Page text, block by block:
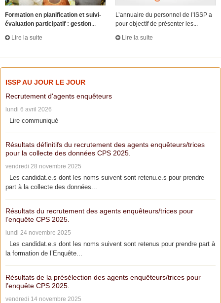
Formation en planification et suivi-
évaluation participatif : gestion...
Lire la suite
L’annuaire du personnel de l’ISSP a
pour objectif de présenter les...
Lire la suite
ISSP AU JOUR LE JOUR
Recrutement d'agents enquêteurs
lundi 6 avril 2026
Lire communiqué
Résultats définitifs du recrutement des agents enquêteurs/trices
pour la collecte des données CPS 2025.
vendredi 28 novembre 2025
Les candidat.e.s dont les noms suivent sont retenu.e.s pour prendre
part à la collecte des données...
Résultats du recrutement des agents enquêteurs/trices pour
l’enquête CPS 2025.
lundi 24 novembre 2025
Les candidat.e.s dont les noms suivent sont retenus pour prendre part à
la formation de l’Enquête...
Résultats de la présélection des agents enquêteurs/trices pour
l’enquête CPS 2025.
vendredi 14 novembre 2025